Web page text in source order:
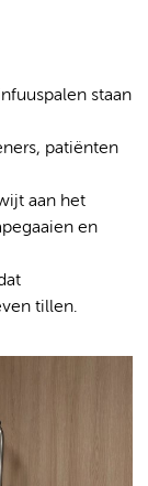
staan
patiënten
aan het
en
tillen.